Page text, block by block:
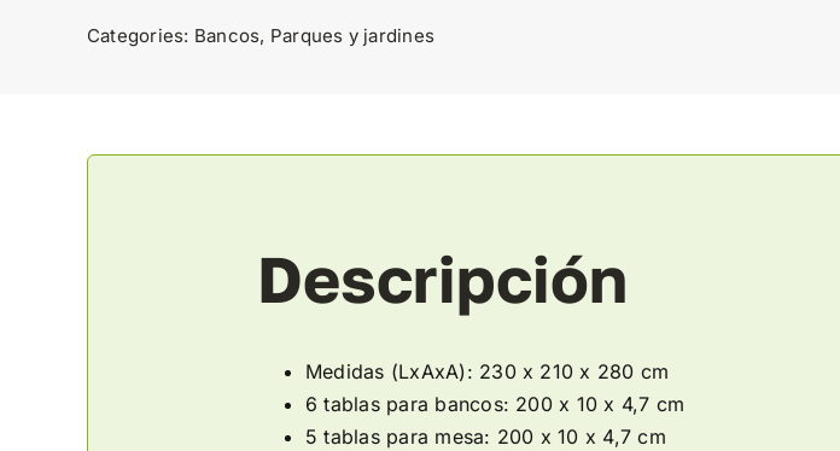
Categories: Bancos, Parques y jardines
Descripción
Medidas (LxAxA): 230 x 210 x 280 cm
6 tablas para bancos: 200 x 10 x 4,7 cm
5 tablas para mesa: 200 x 10 x 4,7 cm